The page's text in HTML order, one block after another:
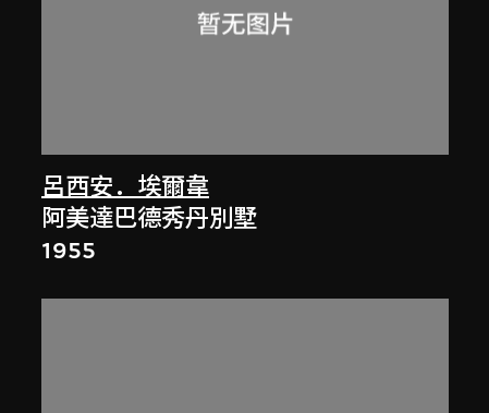
呂西安．埃爾韋
阿美達巴德秀丹別墅
1955